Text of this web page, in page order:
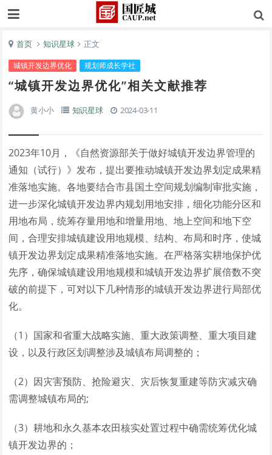
首页 知识星球 正文
城镇开发边界优化 规划师成长学社
“城镇开发边界优化”相关文献推荐
黄小小 知识星球 2024-03-11
2023年10月，《自然资源部关于做好城镇开发边界管理的
通知（试行）》发布，提出要推动城镇开发边界划定成果精
准落地实施。各地要结合市县国土空间规划编制审批实施，
进一步深化城镇开发边界内规划用地安排，细化功能分区和
用地布局，统筹存量用地和增量用地、地上空间和地下空
间，合理安排城镇建设用地规模、结构、布局和时序，使城
镇开发边界划定成果精准落地实施。在严格落实耕地保护优
先序，确保城镇建设用地规模和城镇开发边界扩展倍数不突
破的前提下，可对以下几种情形的城镇开发边界进行局部优
化。
（1）国家和省重大战略实施、重大政策调整、重大项目建
设，以及行政区划调整涉及城镇布局调整的；
（2）因灾害预防、抢险避灾、灾后恢复重建等防灾减灾确
需调整城镇布局的;
（3）耕地和永久基本农田核实处置过程中确需统筹优化城
镇开发边界的；